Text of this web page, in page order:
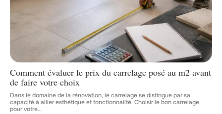
Comment évaluer le prix du carrelage posé au m2 avant
de faire votre choix
Dans le domaine de la rénovation, le carrelage se distingue par sa
capacité à allier esthétique et fonctionnalité. Choisir le bon carrelage
pour votre…